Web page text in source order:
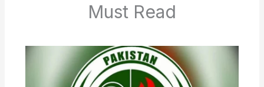
Must Read